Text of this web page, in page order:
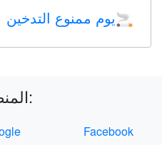
🚬يوم ممنوع التدخين
المنصات:
Facebook